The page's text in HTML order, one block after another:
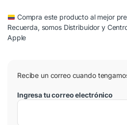
Compra este producto al mejor
Recuerda, somos Distribuidor y
Apple
Recibe un correo cuando
Ingresa tu correo electrónico